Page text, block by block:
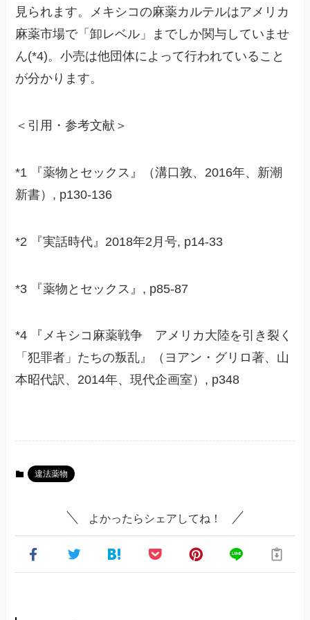
見られます。メキシコの麻薬カルテルはアメリカ
麻薬市場で「卸レベル」までしか関与していませ
ん(*4)。小売は他団体によって行われていること
が分かります。
＜引用・参考文献＞
*1 『薬物とセックス』（溝口敦、2016年、新潮
新書）, p130-136
*2 『実話時代』2018年2月号, p14-33
*3 『薬物とセックス』, p85-87
*4 『メキシコ麻薬戦争 アメリカ大陸を引き裂く
「犯罪者」たちの叛乱』（ヨアン・グリロ著、山
本昭代訳、2014年、現代企画室）, p348
違法薬物
よかったらシェアしてね！